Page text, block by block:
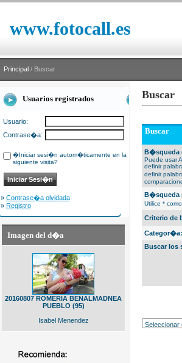
www.fotocall.es
Principal / Buscar
Usuarios registrados
Usuario:
Contrase�a:
�Iniciar sesi�n autom�ticamente en la
siguiente visita?
» Contrase�a olvidada
» Registro
Imagen del d�a
20160807 ROMERIA BENALMADNEA
PUEBLO (95)
Isabel Menendez
Buscar
Buscar
B�squeda
Puede usar
definir
definir
B�squeda
Utilice *
Criterio de
Categor�a:
Buscar los